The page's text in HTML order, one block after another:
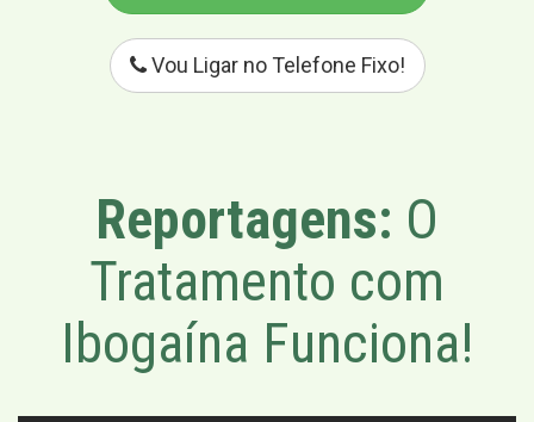
Vou Ligar no Telefone Fixo!
Reportagens: O
Tratamento com
Ibogaína Funciona!